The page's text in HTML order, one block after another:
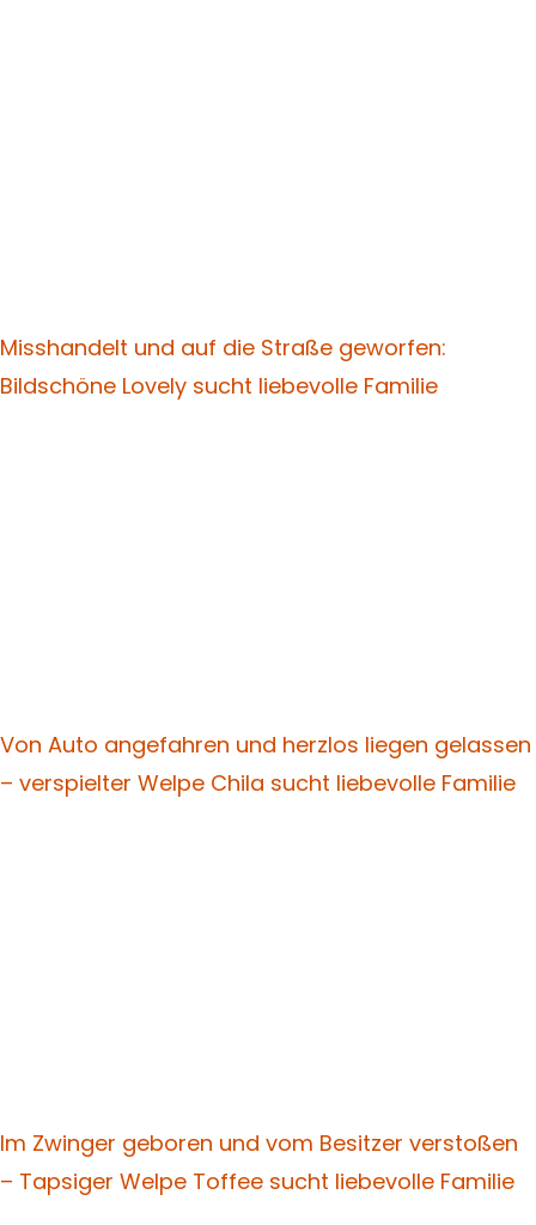
Misshandelt und auf die Straße geworfen:
Bildschöne Lovely sucht liebevolle Familie
Von Auto angefahren und herzlos liegen gelassen
– verspielter Welpe Chila sucht liebevolle Familie
Im Zwinger geboren und vom Besitzer verstoßen
– Tapsiger Welpe Toffee sucht liebevolle Familie